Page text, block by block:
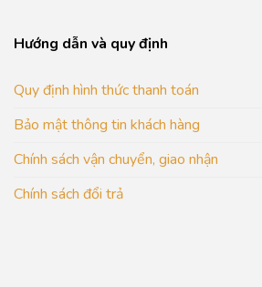
Hướng dẫn và quy định
Quy định hình thức thanh toán
Bảo mật thông tin khách hàng
Chính sách vận chuyển, giao nhận
Chính sách đổi trả